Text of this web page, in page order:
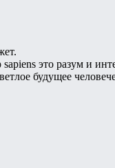
это разум и
будущее